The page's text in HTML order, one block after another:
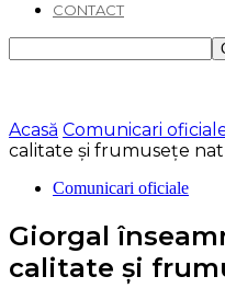
CONTACT
Acasă Comunicari
calitate și frumusețe
Comunicari oficiale
Giorgal
calitate și